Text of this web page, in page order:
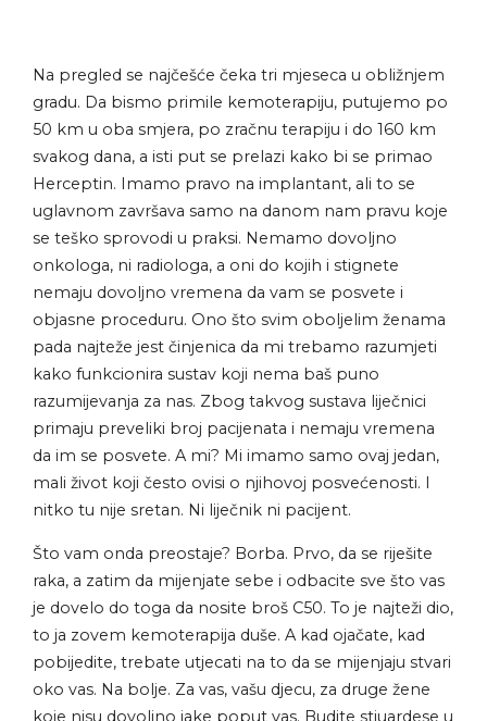
Na pregled se najčešće čeka tri mjeseca u obližnjem
gradu. Da bismo primile kemoterapiju, putujemo po
50 km u oba smjera, po zračnu terapiju i do 160 km
svakog dana, a isti put se prelazi kako bi se primao
Herceptin. Imamo pravo na implantant, ali to se
uglavnom završava samo na danom nam pravu koje
se teško sprovodi u praksi. Nemamo dovoljno
onkologa, ni radiologa, a oni do kojih i stignete
nemaju dovoljno vremena da vam se posvete i
objasne proceduru. Ono što svim oboljelim ženama
pada najteže jest činjenica da mi trebamo razumjeti
kako funkcionira sustav koji nema baš puno
razumijevanja za nas. Zbog takvog sustava liječnici
primaju preveliki broj pacijenata i nemaju vremena
da im se posvete. A mi? Mi imamo samo ovaj jedan,
mali život koji često ovisi o njihovoj posvećenosti. I
nitko tu nije sretan. Ni liječnik ni pacijent.
Što vam onda preostaje? Borba. Prvo, da se riješite
raka, a zatim da mijenjate sebe i odbacite sve što vas
je dovelo do toga da nosite broš C50. To je najteži dio,
to ja zovem kemoterapija duše. A kad ojačate, kad
pobijedite, trebate utjecati na to da se mijenjaju stvari
oko vas. Na bolje. Za vas, vašu djecu, za druge žene
koje nisu dovoljno jake poput vas. Budite stjuardese u